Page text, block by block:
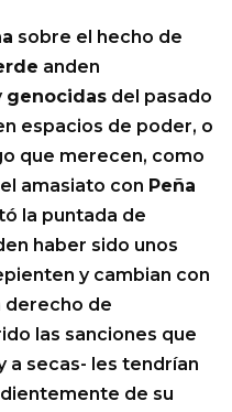
sobre el hecho de
anden
genocidas del pasado
espacios de poder, o
que merecen, como
amasiato con Peña
la puntada de
haber sido unos
y cambian con
derecho de
las sanciones que
a secas- les tendrían
de su